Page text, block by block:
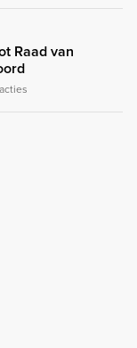
Raad van